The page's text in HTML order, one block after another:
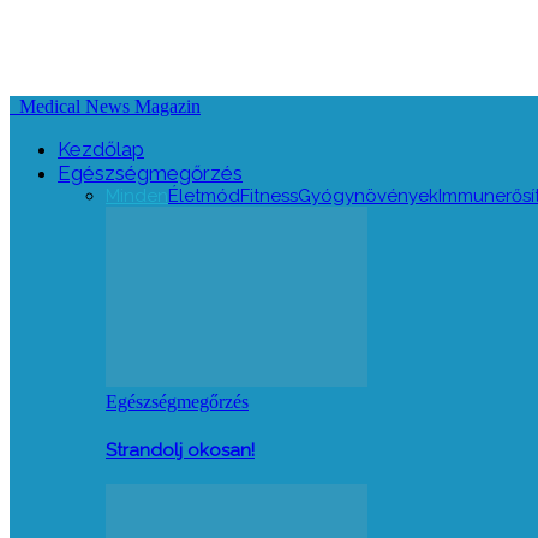
Medical News Magazin
Kezdőlap
Egészségmegőrzés
MindenÉletmódFitnessGyógynövények
Egészségmegőrzés
Strandolj okosan!